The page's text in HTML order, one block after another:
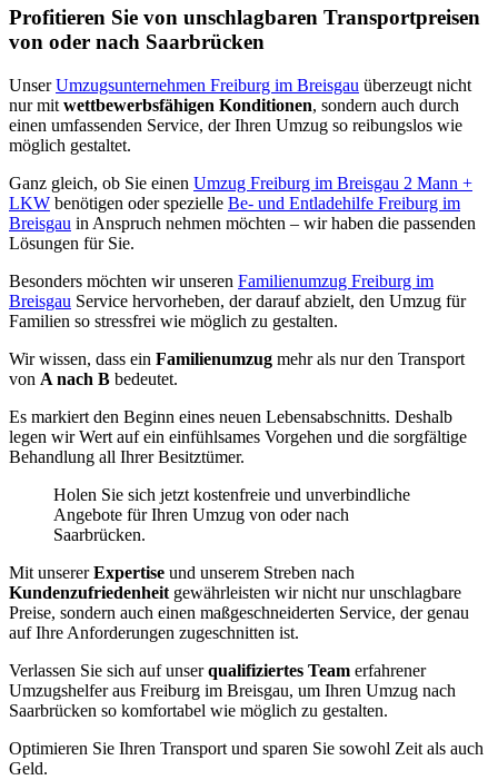
Profitieren Sie von unschlagbaren Transportpreisen
von oder nach Saarbrücken
UnserUmzugsunternehmen Freiburg im Breisgau überzeugt nicht
nur mit wettbewerbsfähigen Konditionen, sondern auch durch
einen umfassenden Service, der Ihren Umzug so reibungslos wie
möglich gestaltet.
Ganz gleich, ob Sie einen Umzug Freiburg im Breisgau 2 Mann +
LKW benötigen oder spezielle Be- und Entladehilfe Freiburg im
Breisgau in Anspruch nehmen möchten – wir haben die passenden
Lösungen für Sie.
Besonders möchten wir unseren Familienumzug Freiburg im
Breisgau Service hervorheben, der darauf abzielt, den Umzug für
Familien so stressfrei wie möglich zu gestalten.
Wir wissen, dass ein Familienumzug mehr als nur den Transport
von A nach B bedeutet.
Es markiert den Beginn eines neuen Lebensabschnitts. Deshalb
legen wir Wert auf ein einfühlsames Vorgehen und die sorgfältige
Behandlung all Ihrer Besitztümer.
Holen Sie sich jetzt kostenfreie und unverbindliche
Angebote für Ihren Umzug von oder nach
Saarbrücken.
Mit unsererExpertise und unserem Streben nach
Kundenzufriedenheit gewährleisten wir nicht nur unschlagbare
Preise, sondern auch einen maßgeschneiderten Service, der genau
auf Ihre Anforderungen zugeschnitten ist.
Verlassen Sie sich auf unserqualifiziertes Team erfahrener
Umzugshelfer aus Freiburg im Breisgau, um Ihren Umzug nach
Saarbrücken so komfortabel wie möglich zu gestalten.
Optimieren Sie Ihren Transport und sparen Sie sowohl Zeit als auch
Geld.